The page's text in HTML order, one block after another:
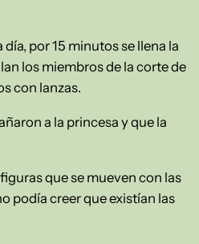
día, por 15 minutos se llena la
los miembros de la corte de
con lanzas.
a la princesa y que la
que se mueven con las
podía creer que existían las